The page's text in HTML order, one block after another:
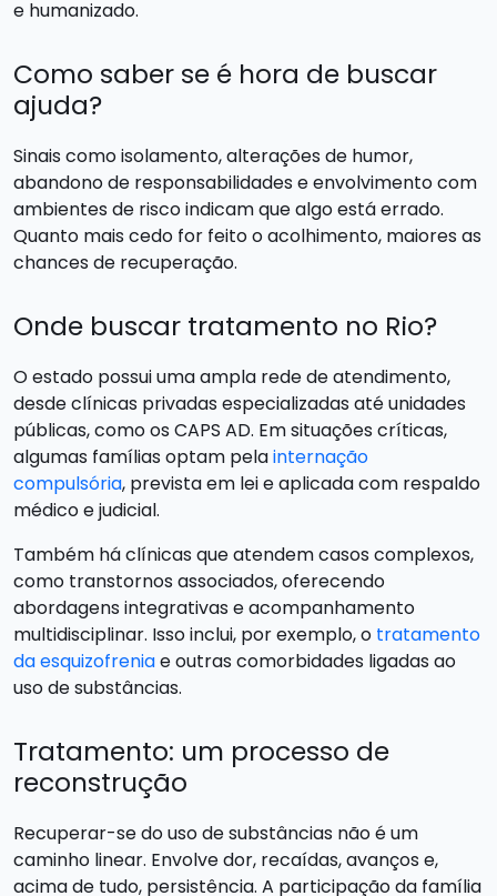
e humanizado.
Como saber se é hora de buscar
ajuda?
Sinais como isolamento, alterações de humor,
abandono de responsabilidades e envolvimento com
ambientes de risco indicam que algo está errado.
Quanto mais cedo for feito o acolhimento, maiores as
chances de recuperação.
Onde buscar tratamento no Rio?
O estado possui uma ampla rede de atendimento,
desde clínicas privadas especializadas até unidades
públicas, como os CAPS AD. Em situações críticas,
algumas famílias optam pelainternação
compulsória, prevista em lei e aplicada com respaldo
médico e judicial.
Também há clínicas que atendem casos complexos,
como transtornos associados, oferecendo
abordagens integrativas e acompanhamento
multidisciplinar. Isso inclui, por exemplo, o tratamento
da esquizofreniae outras comorbidades ligadas ao
uso de substâncias.
Tratamento: um processo de
reconstrução
Recuperar-se do uso de substâncias não é um
caminho linear. Envolve dor, recaídas, avanços e,
acima de tudo, persistência. A participação da família